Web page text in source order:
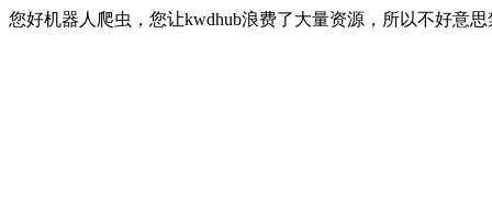
您好机器人爬虫，您让kwdhub浪费了大量资源，所以不好意